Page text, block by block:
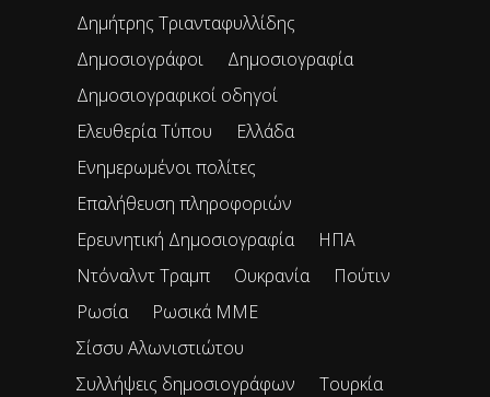
Δημήτρης Τριανταφυλλίδης
Δημοσιογράφοι
Δημοσιογραφία
Δημοσιογραφικοί οδηγοί
Ελευθερία Τύπου
Ελλάδα
Ενημερωμένοι πολίτες
Επαλήθευση πληροφοριών
Ερευνητική Δημοσιογραφία
ΗΠΑ
Ντόναλντ Τραμπ
Ουκρανία
Πούτιν
Ρωσία
Ρωσικά ΜΜΕ
Σίσσυ Αλωνιστιώτου
Συλλήψεις δημοσιογράφων
Τουρκία